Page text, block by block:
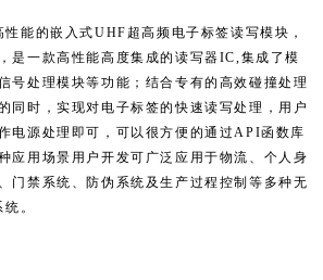
性能的嵌入式UHF超高频电子标签读写模块，
是一款高性能高度集成的读写器IC,集成了模
号处理模块等功能；结合专有的高效碰撞处理
同时，实现对电子标签的快速读写处理，用户
电源处理即可，可以很方便的通过API函数库
应用场景用户开发可广泛应用于物流、个人身
门禁系统、防伪系统及生产过程控制等多种无
。